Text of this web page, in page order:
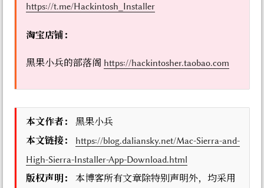
https://t.me/Hackintosh_Installer
淘宝店铺：
黑果小兵的部落阁 https://hackintosher.taobao.com
本文作者： 黑果小兵
本文链接：
https://blog.daliansky.net/Mac-Sierra-and-
High-Sierra-Installer-App-Download.html
版权声明： 本博客所有文章除特别声明外，均采用